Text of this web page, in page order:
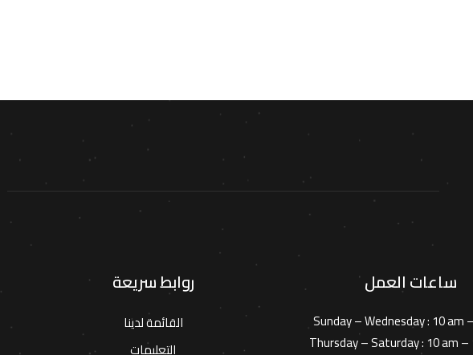
ساعات العمل
Sunday – Wednesday : 10 am
Thursday – Saturday : 10 am
روابط سريعة
القائمة لدينا
التعليمات